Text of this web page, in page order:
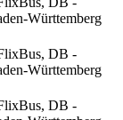
Württemberg
DB -
Württemberg
DB -